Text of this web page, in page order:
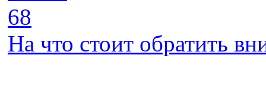
68
На что стоит обратить